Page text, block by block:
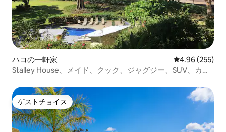
ハコの一軒家 レビュー255
4.96 (255)
Stalley House、メイド、クック、ジャグジー、SUV、カヤ
ゲストチョイス
ゲストチョイス